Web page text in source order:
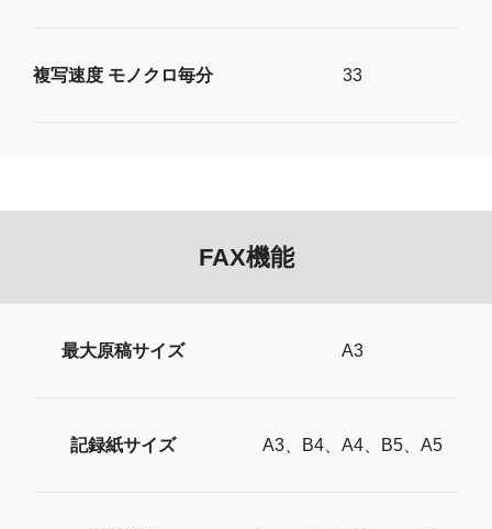
複写速度 モノクロ毎分 33
FAX機能
最大原稿サイズ A3
記録紙サイズ A3、B4、A4、B5、A5